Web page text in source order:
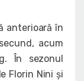
anterioară în
acum
În sezonul
Florin Nini și